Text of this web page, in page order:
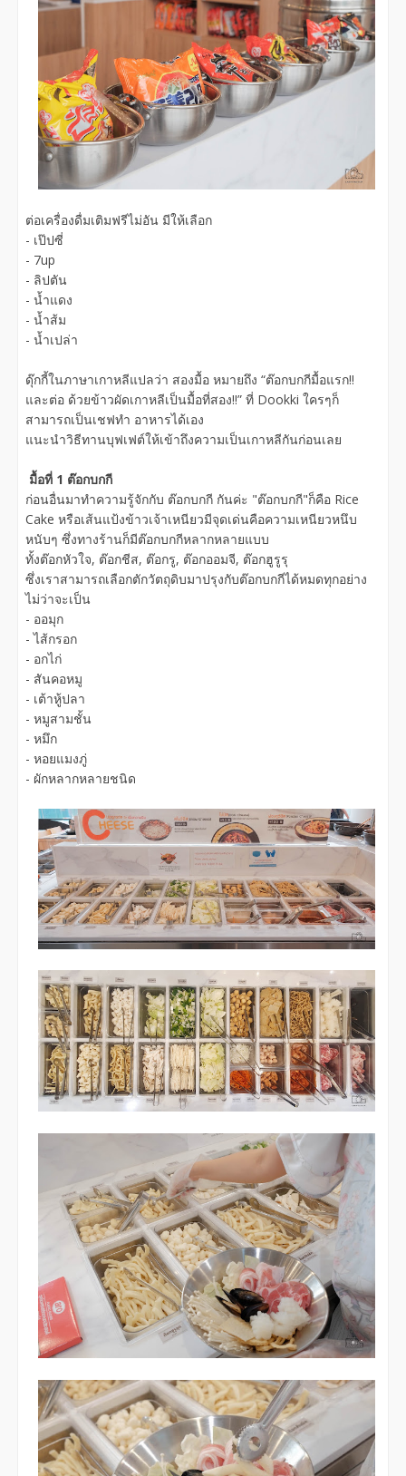
ต่อเครื่องดื่มเติมฟรีไม่อัน มีให้เลือก
- เป๊ปซี่
- 7up
- ลิปตัน
- น้ำแดง
- น้ำส้ม
- น้ำเปล่า
ดุ๊กกี้ในภาษาเกาหลีแปลว่า สองมื้อ หมายถึง “ต๊อกบกกีมื้อแรก!!
และต่อ ด้วยข้าวผัดเกาหลีเป็นมื้อที่สอง!!” ที่ Dookki ใครๆก็
สามารถเป็นเชฟทำ อาหารได้เอง
แนะนำวิธีทานบุฟเฟต์ให้เข้าถึงความเป็นเกาหลีกันก่อนเลย
มื้อที่ 1 ต๊อกบกกี
ก่อนอื่นมาทำความรู้จักกับ ต๊อกบกกี กันค่ะ "ต๊อกบกกี"ก็คือ Rice
Cake หรือเส้นแป้งข้าวเจ้าเหนียวมีจุดเด่นคือความเหนียวหนึบ
หนับๆ ซึ่งทางร้านก็มีต๊อกบกกีหลากหลายแบบ
ทั้งต๊อกหัวใจ, ต๊อกชีส, ต๊อกรู, ต๊อกออมจี, ต๊อกฮูรูรุ
ซึ่งเราสามารถเลือกตักวัตถุดิบมาปรุงกับต๊อกบกกีได้หมดทุกอย่าง
ไม่ว่าจะเป็น
- ออมุก
- ไส้กรอก
- อกไก่
- สันคอหมู
- เต้าหู้ปลา
- หมูสามชั้น
- หมึก
- หอยแมงภู่
- ผักหลากหลายชนิด